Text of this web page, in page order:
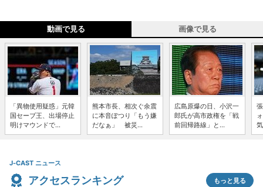
動画で見る 画像で見る
「異物使用疑惑」元韓
国セーブ王、出場停止
明けマウンドで...
熊本市長、相次ぐ余震
に本音ぽつり「もう嫌
だなぁ」 被災...
広島原爆の日、小沢一
郎氏が高市政権を「戦
前回帰路線」と...
J-CAST ニュース
アクセスランキング もっと見る